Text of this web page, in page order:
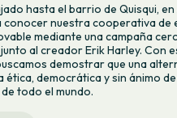
hasta el barrio de Quisqui, en
conocer nuestra cooperativa de
mediante una campaña
al creador Erik Harley. Con
demostrar que una
ética, democrática y sin ánimo
todo el mundo.